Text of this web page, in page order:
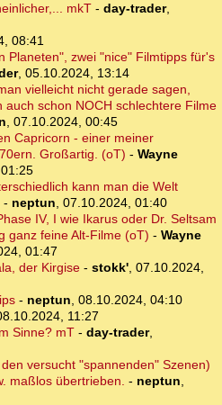
mkT- day-trader,
08:41
Planeten", zwei "nice" Filmtipps für's
, 05.10.2024, 13:14
vielleicht nicht gerade sagen,
auch schon NOCH schlechtere Filme
, 07.10.2024, 00:45
Capricorn - einer meiner
Großartig. (oT) - Wayne
kann man die Welt
- neptun, 07.10.2024, 01:40
IV, I wie Ikarus oder Dr. Seltsam
ganz feine Alt-Filme (oT) - Wayne
01:47
der Kirgise- stokk', 07.10.2024,
- neptun, 08.10.2024, 04:10
11:27
Sinne? mT- day-trader,
versucht "spannenden" Szenen)
maßlos übertrieben. - neptun,